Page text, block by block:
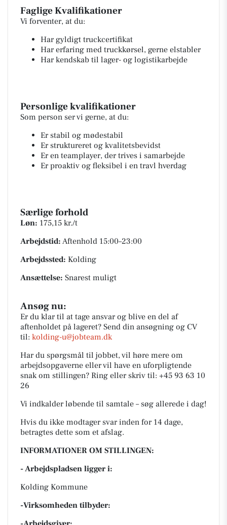
Faglige Kvalifikationer
Vi forventer, at du:
Har gyldigt truckcertifikat
Har erfaring med truckkørsel, gerne elstabler
Har kendskab til lager- og logistikarbejde
Personlige kvalifikationer
Som person ser vi gerne, at du:
Er stabil og mødestabil
Er struktureret og kvalitetsbevidst
Er en teamplayer, der trives i samarbejde
Er proaktiv og fleksibel i en travl hverdag
Særlige forhold
Løn: 175,15 kr./t
Arbejdstid: Aftenhold 15:00–23:00
Arbejdssted: Kolding
Ansættelse: Snarest muligt
Ansøg nu:
Er du klar til at tage ansvar og blive en del af
aftenholdet på lageret? Send din ansøgning og CV
til: kolding-u@jobteam.dk
Har du spørgsmål til jobbet, vil høre mere om
arbejdsopgaverne eller vil have en uforpligtende
snak om stillingen? Ring eller skriv til: +45 93 63 10
26
Vi indkalder løbende til samtale – søg allerede i dag!
Hvis du ikke modtager svar inden for 14 dage,
betragtes dette som et afslag.
INFORMATIONER OM STILLINGEN:
- Arbejdspladsen ligger i:
Kolding Kommune
-Virksomheden tilbyder: